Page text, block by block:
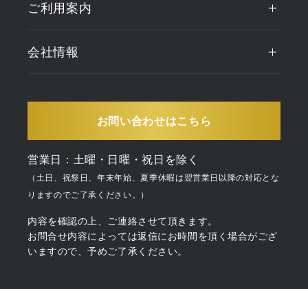
ご利用案内
会社情報
お問い合わせはこちら
営業日：土曜・日曜・祝日を除く
（土日、祝祭日、年末年始、夏季休暇は翌営業日以降の対応とな
りますのでご了承ください。）
内容を確認の上、ご連絡させて頂きます。
お問合せ内容によっては返信にお時間を頂く場合がござ
いますので、予めご了承ください。